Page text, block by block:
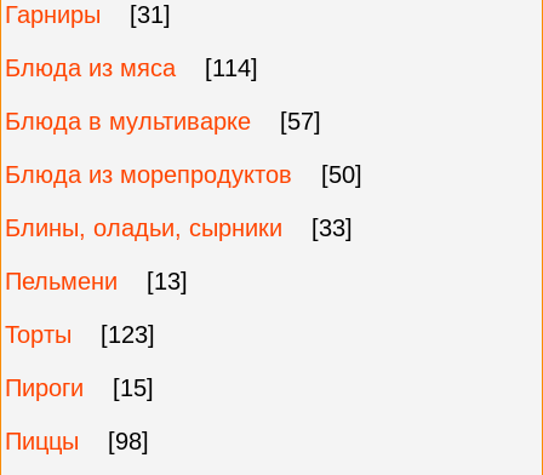
Гарниры
[31]
Блюда из мяса
[114]
Блюда в мультиварке
[57]
Блюда из морепродуктов
[50]
Блины, оладьи, сырники
[33]
Пельмени
[13]
Торты
[123]
Пироги
[15]
Пиццы
[98]